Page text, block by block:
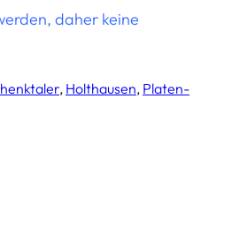
daher keine
, Holthausen, Platen-